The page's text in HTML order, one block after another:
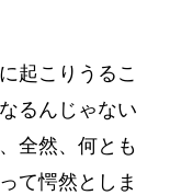
起こりうるこ
るんじゃない
全然、何とも
て愕然としま